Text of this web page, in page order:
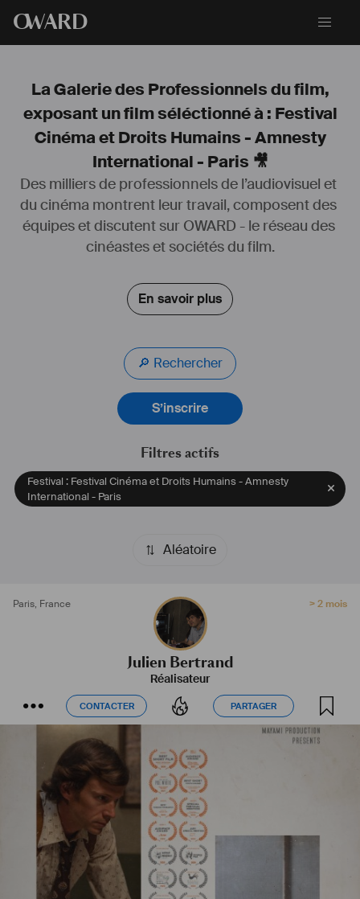
OWARD
La Galerie des Professionnels du film,
exposant un film séléctionné à : Festival
Cinéma et Droits Humains - Amnesty
International - Paris 🎥
Des milliers de professionnels de l’audiovisuel et
du cinéma montrent leur travail, composent des
équipes et discutent sur OWARD - le réseau des
cinéastes et sociétés du film.
En savoir plus
🔎 Rechercher
S’inscrire
Filtres actifs
Festival : Festival Cinéma et Droits Humains - Amnesty
International - Paris
Aléatoire
Paris, France > 2 mois
Julien Bertrand
Réalisateur
CONTACTER PARTAGER
CONTACTER PARTAGER